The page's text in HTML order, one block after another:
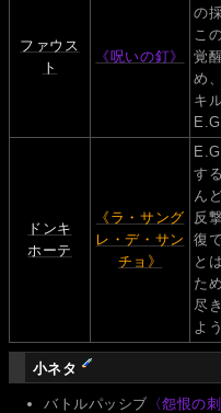
ファウス
ト
《呪いの釘》
の
こ
覚
め
キ
ドンキ
ホーテ
《ラ・サング
レ・デ・サン
チョ》
す
ん
反
復
と
た
尽
よう
小ネタ
バトルパッシブ 〈怨恨の刺